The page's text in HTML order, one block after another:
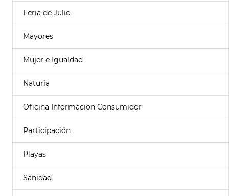
Feria de Julio
Mayores
Mujer e Igualdad
Naturia
Oficina Información Consumidor
Participación
Playas
Sanidad